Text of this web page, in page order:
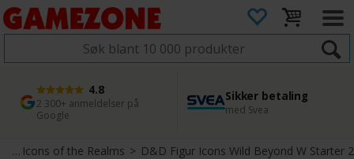
4.8
2 300+ anmeldelser på
Google
Sikker betaling
med Svea
1 dags levering
Bestill innen kl. 12
45 dager returfrist
Enkel retur
Icons of the Realms> D&D Figur Icons Wild Beyond W Starter 2